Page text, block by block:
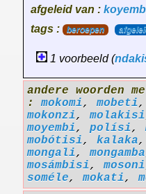
afgeleid van :
tags :
beroepen
1 voorbeeld (
andere woorden
:mokomi,mobeti
mokonzi,molakisi
moyembi, polísi,
mobótisi, kalaka,
mongali,mongamba
mosámbisi,mosoni
soméle,mokati,